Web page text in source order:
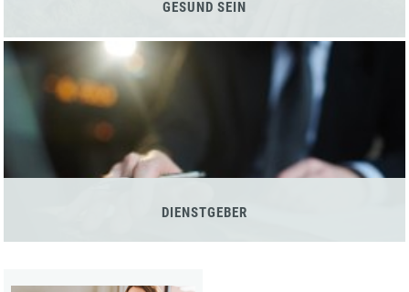
GESUND SEIN
DIENSTGEBER